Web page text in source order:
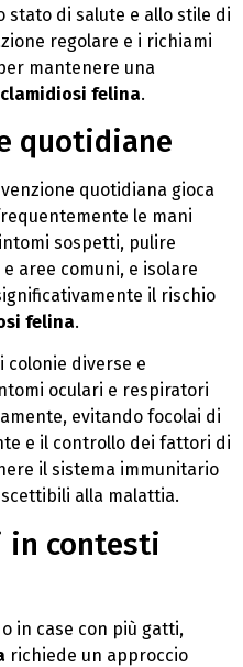
stato di salute e allo stile di
regolare e i richiami
mantenere una
clamidiosi felina.
quotidiane
quotidiana gioca
le mani
sospetti, pulire
aree comuni, e isolare
il rischio
felina.
diverse e
oculari e respiratori
evitando focolai di
e il controllo dei fattori di
il sistema immunitario
alla malattia.
in contesti
in case con più gatti,
richiede un approccio